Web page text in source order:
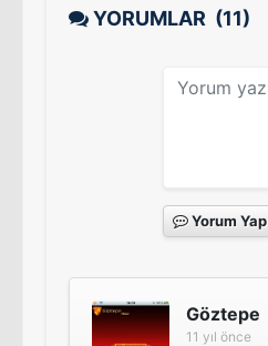
YORUMLAR (11)
Yorum Yap
Göztepe
11 yıl önce